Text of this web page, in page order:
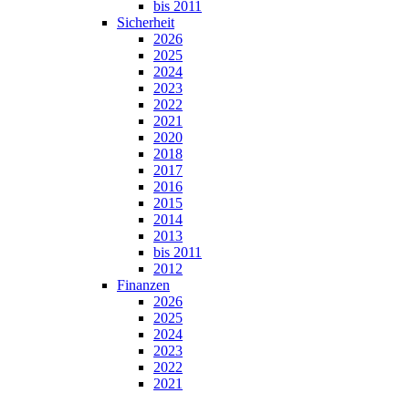
bis 2011
Sicherheit
2026
2025
2024
2023
2022
2021
2020
2018
2017
2016
2015
2014
2013
bis 2011
2012
Finanzen
2026
2025
2024
2023
2022
2021